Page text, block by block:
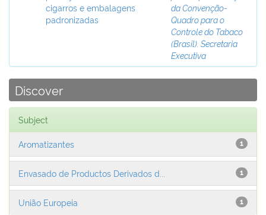
cigarros e embalagens
padronizadas
da Convenção-
Quadro para o
Controle do Tabaco
(Brasil). Secretaria
Executiva
Discover
Subject
1
Aromatizantes
1
Envasado de Productos Derivados d...
1
União Europeia